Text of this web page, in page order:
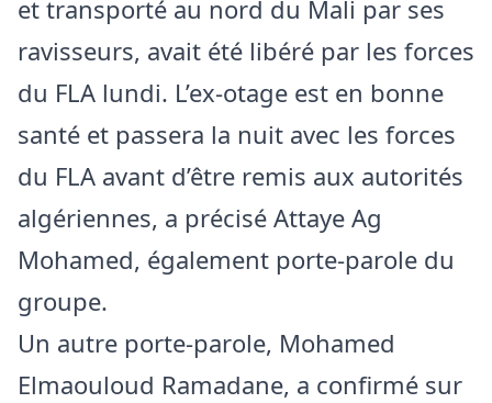
et transporté au nord du Mali par ses
ravisseurs, avait été libéré par les forces
du FLA lundi. L’ex-otage est en bonne
santé et passera la nuit avec les forces
du FLA avant d’être remis aux autorités
algériennes, a précisé Attaye Ag
Mohamed, également porte-parole du
groupe.
Un autre porte-parole, Mohamed
Elmaouloud Ramadane, a confirmé sur